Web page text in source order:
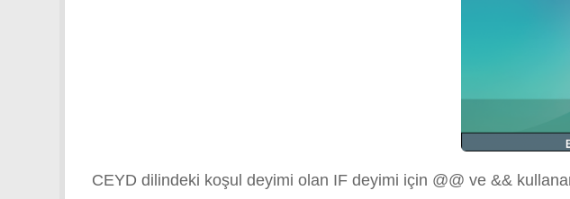
CEYD dilindeki koşul deyimi olan IF deyimi için @@ ve &&